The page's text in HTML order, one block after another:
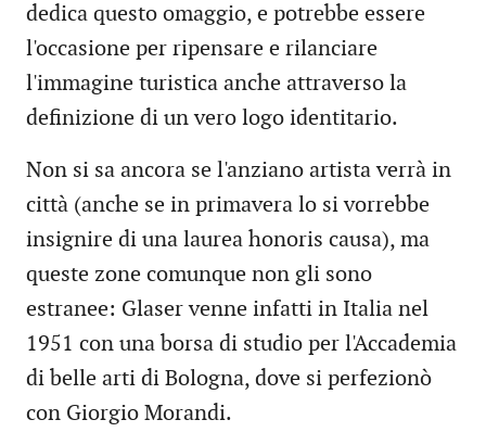
dedica questo omaggio, e potrebbe essere
l'occasione per ripensare e rilanciare
l'immagine turistica anche attraverso la
definizione di un vero logo identitario.
Non si sa ancora se l'anziano artista verrà in
città (anche se in primavera lo si vorrebbe
insignire di una laurea honoris causa), ma
queste zone comunque non gli sono
estranee: Glaser venne infatti in Italia nel
1951 con una borsa di studio per l'Accademia
di belle arti di Bologna, dove si perfezionò
con Giorgio Morandi.